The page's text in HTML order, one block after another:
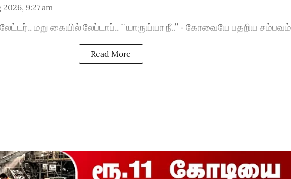
2026, 9:27 am
மறு கையில் லேப்டாப்.. ``யாருய்யா நீ..’’ - கோவையே பதறிய சம்பவம்
Read More